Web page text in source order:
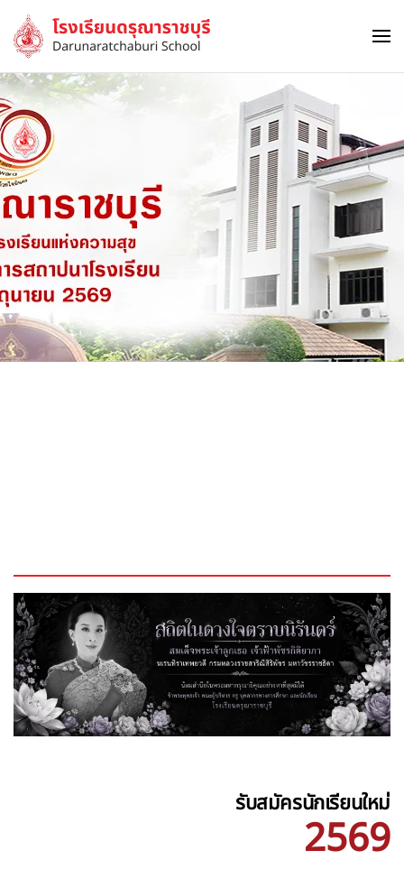
Skip to main content
รับสมัครนักเรียนใหม่
2569